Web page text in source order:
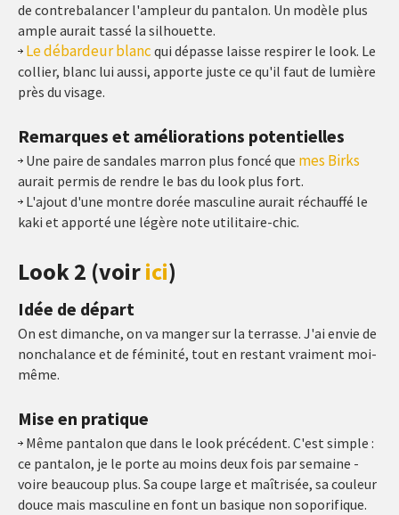
de contrebalancer l'ampleur du pantalon. Un modèle plus
ample aurait tassé la silhouette.
Le débardeur blanc qui dépasse laisse respirer le look. Le
collier, blanc lui aussi, apporte juste ce qu'il faut de lumière
près du visage.
Remarques et améliorations potentielles
Une paire de sandales marron plus foncé que mes Birks
aurait permis de rendre le bas du look plus fort.
L'ajout d'une montre dorée masculine aurait réchauffé le
kaki et apporté une légère note utilitaire-chic.
Look 2 (voirici)
Idée de départ
On est dimanche, on va manger sur la terrasse. J'ai envie de
nonchalance et de féminité, tout en restant vraiment moi-
même.
Mise en pratique
Même pantalon que dans le look précédent. C'est simple :
ce pantalon, je le porte au moins deux fois par semaine -
voire beaucoup plus. Sa coupe large et maîtrisée, sa couleur
douce mais masculine en font un basique non soporifique.